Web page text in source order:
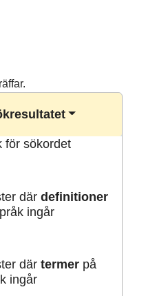
för sökordet
där definitioner
ingår
där termerpå
ingår